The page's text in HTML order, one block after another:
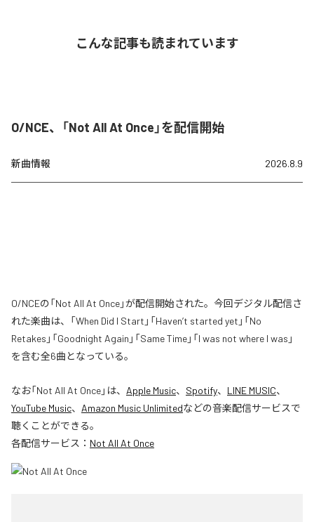
こんな記事も読まれています
O/NCE、「Not All At Once」を配信開始
新曲情報 2026.8.9
O/NCEの「Not All At Once」が配信開始された。今回デジタル配信さ
れた楽曲は、「When Did I Start」「Haven’t started yet」「No
Retakes」「Goodnight Again」「Same Time」「I was not where I was」
を含む全6曲となっている。
なお「Not All At Once」は、 Apple Music、 Spotify、 LINE MUSIC、
YouTube Music、 Amazon Music Unlimitedなどの音楽配信サービスで
聴くことができる。
各配信サービス： Not All At Once